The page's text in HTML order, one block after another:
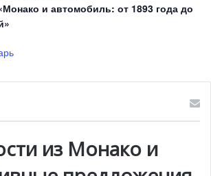
победители
и море»победили:
и автомобиль: от 1893 года до
из Монако и